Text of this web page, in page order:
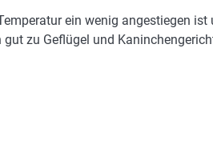
ein wenig angestiegen ist
zu Geflügel und